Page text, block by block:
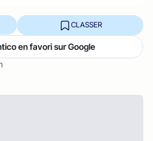
CLASSER
en favori sur Google